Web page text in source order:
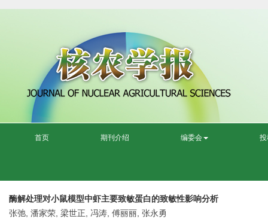
首页 期刊介绍 编委会
酶解处理对小鼠模型中虾主要致敏蛋白的致敏性影响分析
张弛, 潘家荣, 梁世正, 冯涛, 傅丽丽, 张永勇